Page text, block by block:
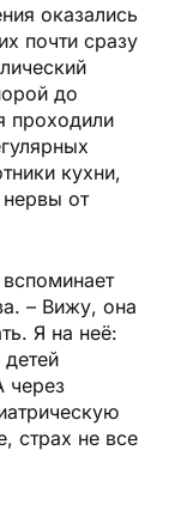
оказались
почти сразу
до
проходили
кухни,
от
– Вижу, она
Я на неё:
через
страх не все